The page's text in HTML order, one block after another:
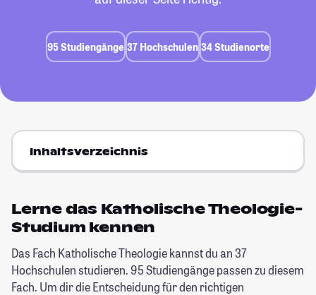
95 Studiengänge 37 Hochschulen 34 Studienorte
Inhaltsverzeichnis
Lerne das Katholische Theologie-
Studium kennen
Das Fach Katholische Theologie kannst du an 37
Hochschulen studieren. 95 Studiengänge passen zu diesem
Fach. Um dir die Entscheidung für den richtigen